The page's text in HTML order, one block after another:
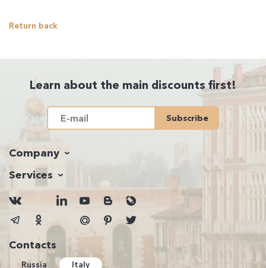
Return back
Learn about the main discounts first!
Subscribe
Company
Services
Contacts
Russia Italy